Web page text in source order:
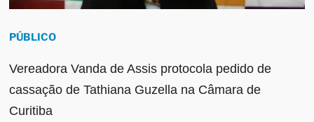
PÚBLICO
Vereadora Vanda de Assis protocola pedido de
cassação de Tathiana Guzella na Câmara de
Curitiba